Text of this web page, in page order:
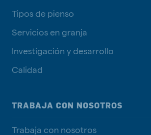
Tipos de pienso
Servicios en granja
Investigación y desarrollo
Calidad
TRABAJA CON NOSOTROS
Trabaja con nosotros